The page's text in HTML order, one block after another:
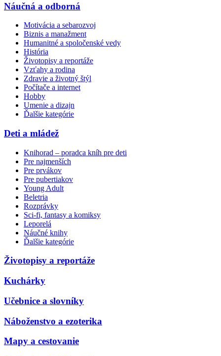
Náučná a odborná
Motivácia a sebarozvoj
Biznis a manažment
Humanitné a spoločenské vedy
História
Životopisy a reportáže
Vzťahy a rodina
Zdravie a životný štýl
Počítače a internet
Hobby
Umenie a dizajn
Ďalšie kategórie
Deti a mládež
Knihorad – poradca kníh pre deti
Pre najmenších
Pre prvákov
Pre pubertiakov
Young Adult
Beletria
Rozprávky
Sci-fi, fantasy a komiksy
Leporelá
Náučné knihy
Ďalšie kategórie
Životopisy a reportáže
Kuchárky
Učebnice a slovníky
Náboženstvo a ezoterika
Mapy a cestovanie